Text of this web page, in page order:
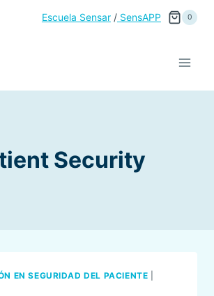
Escuela Sensar/SensAPP 0
Security
EN SEGURIDAD DEL PACIENTE